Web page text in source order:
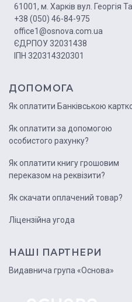
61001, м. Харків вул. Георгія
+38 (050) 46-84-975
office1@osnova.com.ua
ЄДРПОУ 32031438
ІПН 320314320301
ДОПОМОГА
Як оплатити Банківською
Як оплатити за допомогою
особистого рахунку?
Як оплатити книгу грошовим
переказом на реквізити?
Як скачати оплачений товар?
Ліцензійна угода
НАШІ ПАРТНЕРИ
Видавнича група «Основа»